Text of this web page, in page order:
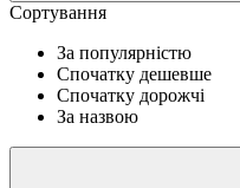
Сортування
За популярністю
Спочатку дешевше
Спочатку дорожчі
За назвою